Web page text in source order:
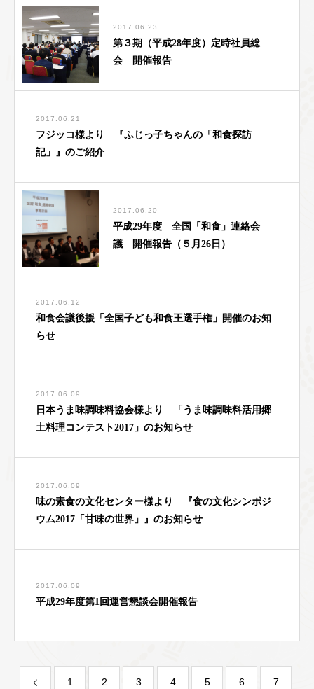
2017.06.23
第３期（平成28年度）定時社員総
会 開催報告
2017.06.21
フジッコ様より 『ふじっ子ちゃんの「和食探訪
記」』のご紹介
2017.06.20
平成29年度 全国「和食」連絡会
議 開催報告（５月26日）
2017.06.12
和食会議後援「全国子ども和食王選手権」開催のお知
らせ
2017.06.09
日本うま味調味料協会様より 「うま味調味料活用郷
土料理コンテスト2017」のお知らせ
2017.06.09
味の素食の文化センター様より 『食の文化シンポジ
ウム2017「甘味の世界」』のお知らせ
2017.06.09
平成29年度第1回運営懇談会開催報告
1 2 3 4 5 6 7